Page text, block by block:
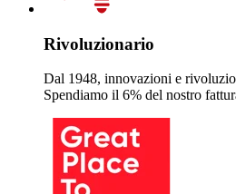
Rivoluzionario
Dal 1948, innovazioni e
Spendiamo il 6% del nostro